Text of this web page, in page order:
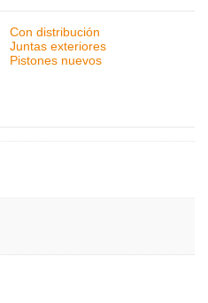
Con distribución
Juntas exteriores
Pistones nuevos